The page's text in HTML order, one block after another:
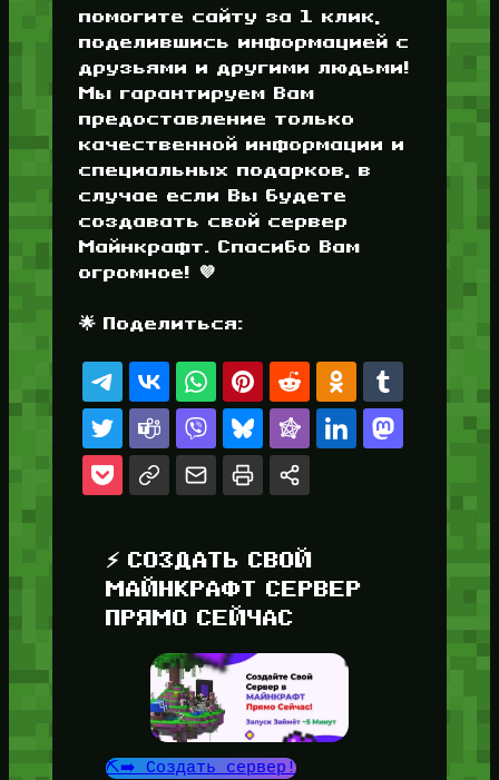
помогите сайту за 1 клик,
поделившись информацией с
друзьями и другими людьми!
Мы гарантируем Вам
предоставление только
качественной информации и
специальных подарков, в
случае если Вы будете
создавать свой сервер
Майнкрафт. Спасибо Вам
огромное! 💜
🌟 Поделиться:
⚡ СОЗДАТЬ СВОЙ
МАЙНКРАФТ СЕРВЕР
ПРЯМО СЕЙЧАС
⛏️➡️ Создать сервер!